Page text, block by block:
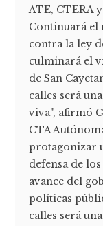
ATE, CTERA
Continuará el
contra la ley
culminará el
de San
calles será
viva", afirmó
CTA
protagonizar
defensa de
avance del
políticas
calles será